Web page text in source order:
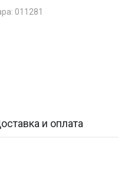
011281
и оплата